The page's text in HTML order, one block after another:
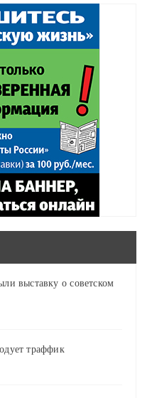
выставку о советском
траффик